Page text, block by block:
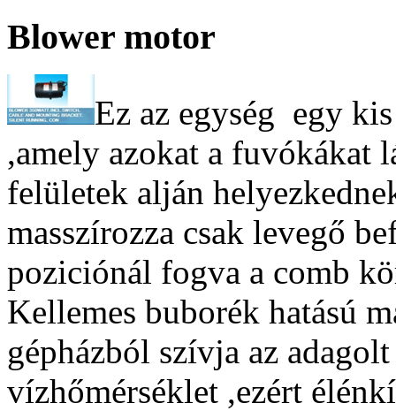
Blower motor
Ez az egység egy
,amely azokat a fuvókákat
felületek alján
masszírozza csak levegő
poziciónál fogva a comb
Kellemes buborék hatású
gépházból szívja az
vízhőmérséklet ,ezért